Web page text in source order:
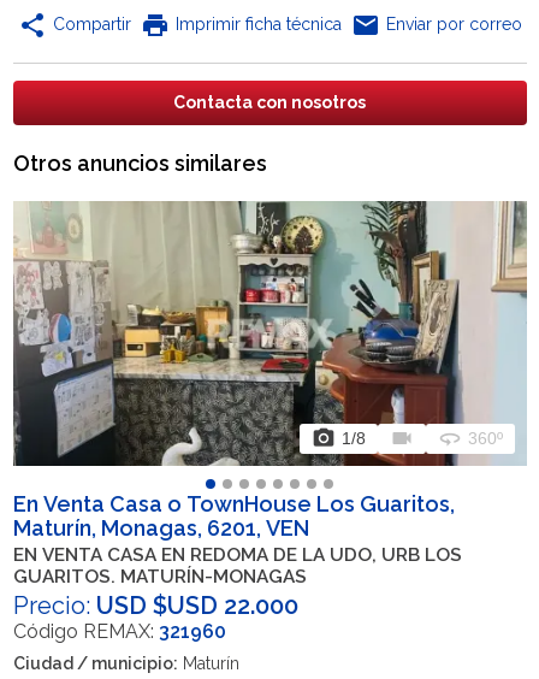
share Compartir print Imprimir ficha técnica email Enviar por correo
Contacta con nosotros
Otros anuncios similares
photo_camera 1/8 videocam 360 360º
En Venta Casa o TownHouse Los Guaritos,
Maturín, Monagas, 6201, VEN
EN VENTA CASA EN REDOMA DE LA UDO, URB LOS
GUARITOS. MATURÍN-MONAGAS
Precio: USD $USD 22.000
Código REMAX: 321960
Ciudad / municipio: Maturín